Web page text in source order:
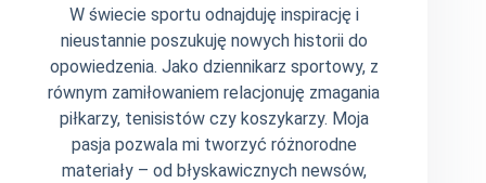
W świecie sportu odnajduję inspirację i
nieustannie poszukuję nowych historii do
opowiedzenia. Jako dziennikarz sportowy, z
równym zamiłowaniem relacjonuję zmagania
piłkarzy, tenisistów czy koszykarzy. Moja
pasja pozwala mi tworzyć różnorodne
materiały – od błyskawicznych newsów,